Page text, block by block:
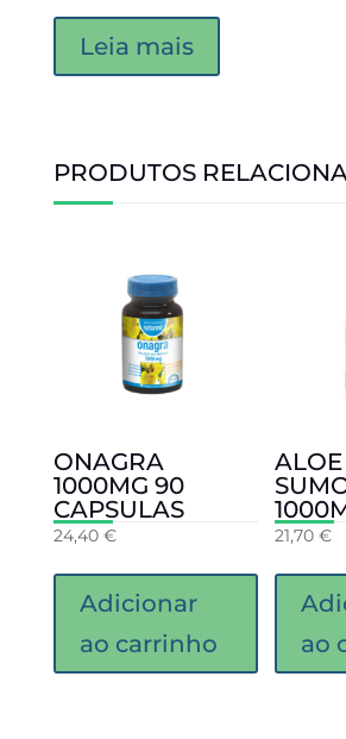
Leia mais
PRODUTOS
ONAGRA
1000MG 90
CAPSULAS
24,40 €
Adicionar
ao carrinho
21,70€
ao